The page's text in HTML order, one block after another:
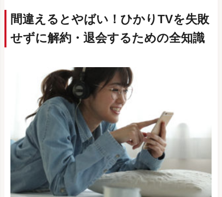
間違えるとやばい！ひかりTVを失敗
せずに解約・退会するための全知識